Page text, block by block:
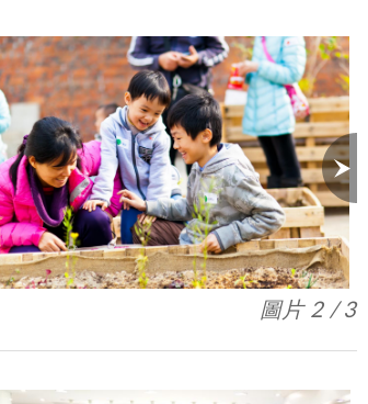
圖片 3 / 3